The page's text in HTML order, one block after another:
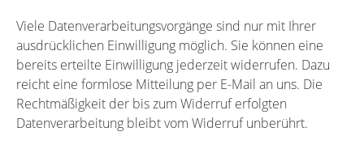
Viele Datenverarbeitungsvorgänge sind nur mit Ihrer
ausdrücklichen Einwilligung möglich. Sie können eine
bereits erteilte Einwilligung jederzeit widerrufen. Dazu
reicht eine formlose Mitteilung per E-Mail an uns. Die
Rechtmäßigkeit der bis zum Widerruf erfolgten
Datenverarbeitung bleibt vom Widerruf unberührt.